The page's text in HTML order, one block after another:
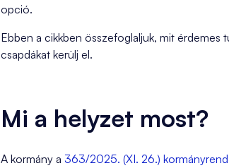
opció.
Ebben a cikkben összefoglaljuk, mit
csapdákat kerülj el.
Mi a helyzet most?
A kormány a 363/2025. (XI. 26.)